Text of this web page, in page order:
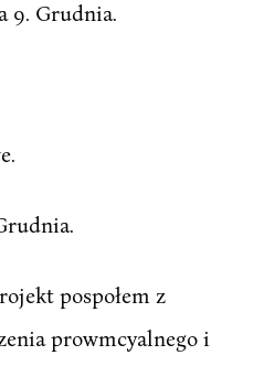
9. Grudnia.
pospołem z
prowmcyalnego i